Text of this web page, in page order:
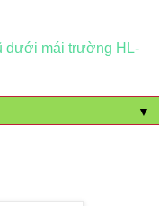
dưới mái trường HL-
▼